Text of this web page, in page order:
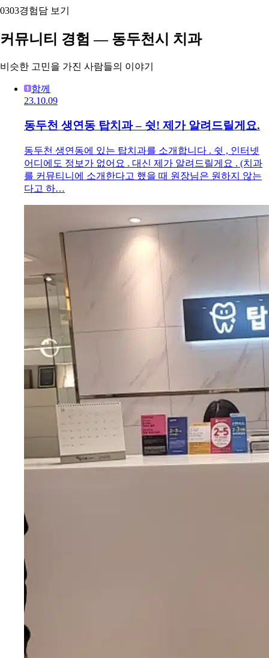
0303경험담 보기
커뮤니티 경험 — 동두천시 치과
비슷한 고민을 가진 사람들의 이야기
함께
23.10.09
동두천 생연동 탑치과 – 쉿! 제가 알려드릴게요.
동두천 생연동에 있는 탑치과를 소개합니다 . 쉿 , 인터넷
어디에도 정보가 없어요 . 대신 제가 알려드릴게요 . (치과
를 커뮤티니에 소개한다고 했을 때 원장님은 원하지 않는
다고 하…